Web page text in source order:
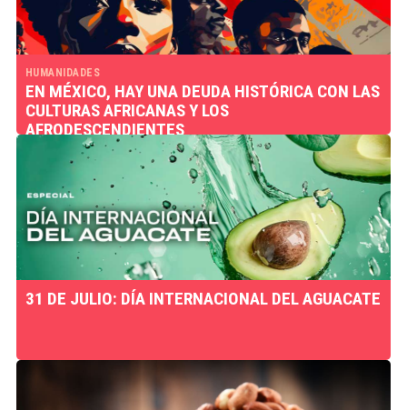
HUMANIDADES
EN MÉXICO, HAY UNA DEUDA HISTÓRICA CON LAS
CULTURAS AFRICANAS Y LOS
AFRODESCENDIENTES
31 DE JULIO: DÍA INTERNACIONAL DEL AGUACATE